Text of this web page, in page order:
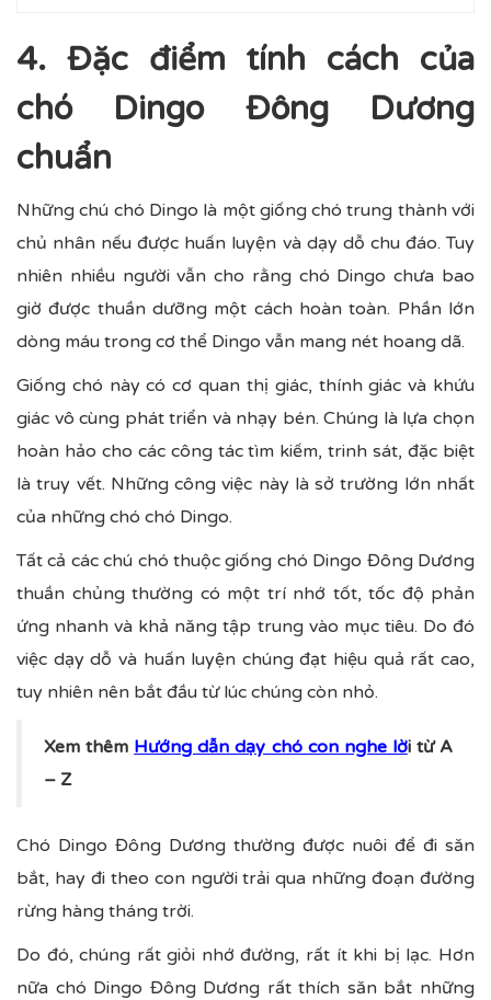
4. Đặc điểm tính cách của
chó Dingo Đông Dương
chuẩn
Những chú chó Dingo là một giống chó trung thành với
chủ nhân nếu được huấn luyện và dạy dỗ chu đáo. Tuy
nhiên nhiều người vẫn cho rằng chó Dingo chưa bao
giờ được thuần dưỡng một cách hoàn toàn. Phần lớn
dòng máu trong cơ thể Dingo vẫn mang nét hoang dã.
Giống chó này có cơ quan thị giác, thính giác và khứu
giác vô cùng phát triển và nhạy bén. Chúng là lựa chọn
hoàn hảo cho các công tác tìm kiếm, trinh sát, đặc biệt
là truy vết. Những công việc này là sở trường lớn nhất
của những chó chó Dingo.
Tất cả các chú chó thuộc giống chó Dingo Đông Dương
thuần chủng thường có một trí nhớ tốt, tốc độ phản
ứng nhanh và khả năng tập trung vào mục tiêu. Do đó
việc dạy dỗ và huấn luyện chúng đạt hiệu quả rất cao,
tuy nhiên nên bắt đầu từ lúc chúng còn nhỏ.
Xem thêm Hướng dẫn dạy chó con nghe lời từ A
– Z
Chó Dingo Đông Dương thường được nuôi để đi săn
bắt, hay đi theo con người trải qua những đoạn đường
rừng hàng tháng trời.
Do đó, chúng rất giỏi nhớ đường, rất ít khi bị lạc. Hơn
nữa chó Dingo Đông Dương rất thích săn bắt những